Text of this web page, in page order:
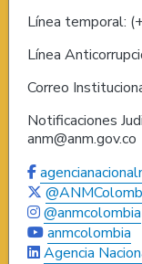
Línea temporal:
Línea
Correo
Notificaciones
anm@anm.gov.co
@anmcolombia
anmcolombia
Agencia